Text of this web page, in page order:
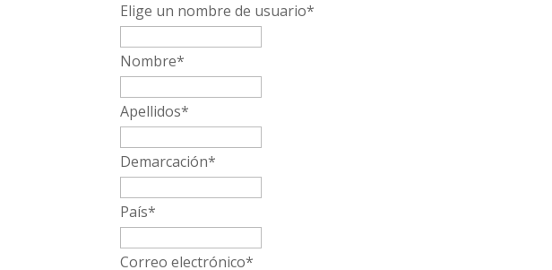
Elige un nombre de usuario*
Nombre*
Apellidos*
Demarcación*
País*
Correo electrónico*